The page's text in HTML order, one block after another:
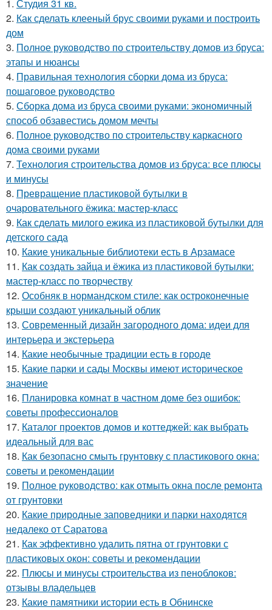
1. Студия 31 кв.
2. Как сделать клееный брус своими руками и построить
дом
3. Полное руководство по строительству домов из бруса:
этапы и нюансы
4. Правильная технология сборки дома из бруса:
пошаговое руководство
5. Сборка дома из бруса своими руками: экономичный
способ обзавестись домом мечты
6. Полное руководство по строительству каркасного
дома своими руками
7. Технология строительства домов из бруса: все плюсы
и минусы
8. Превращение пластиковой бутылки в
очаровательного ёжика: мастер-класс
9. Как сделать милого ежика из пластиковой бутылки для
детского сада
10. Какие уникальные библиотеки есть в Арзамасе
11. Как создать зайца и ёжика из пластиковой бутылки:
мастер-класс по творчеству
12. Особняк в нормандском стиле: как остроконечные
крыши создают уникальный облик
13. Современный дизайн загородного дома: идеи для
интерьера и экстерьера
14. Какие необычные традиции есть в городе
15. Какие парки и сады Москвы имеют историческое
значение
16. Планировка комнат в частном доме без ошибок:
советы профессионалов
17. Каталог проектов домов и коттеджей: как выбрать
идеальный для вас
18. Как безопасно смыть грунтовку с пластикового окна:
советы и рекомендации
19. Полное руководство: как отмыть окна после ремонта
от грунтовки
20. Какие природные заповедники и парки находятся
недалеко от Саратова
21. Как эффективно удалить пятна от грунтовки с
пластиковых окон: советы и рекомендации
22. Плюсы и минусы строительства из пеноблоков:
отзывы владельцев
23. Какие памятники истории есть в Обнинске